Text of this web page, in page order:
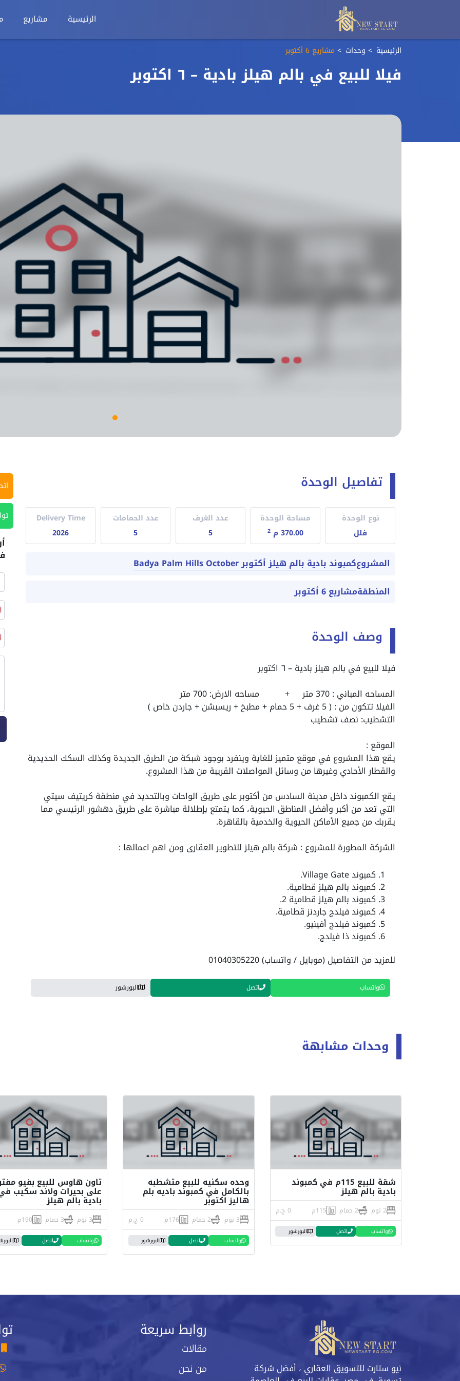
الرئيسية مشاريع
الرئيسية وحدات مشاريع 6 أكتوبر
فيلا للبيع في بالم هيلز بادية – ٦ اكتوبر
تفاصيل الوحدة
نوع الوحدة
فلل
مساحة الوحدة
370.00 م
2
عدد الغرف
5
عدد الحمامات
5
Delivery Time
2026
المشروعكمبوند بادية بالم هيلز أكتوبر Badya Palm Hills October
المنطقةمشاريع 6 أكتوبر
وصف الوحدة
فيلا للبيع في بالم هيلز بادية – ٦ اكتوبر
المساحه المباني : 370 متر + مساحه الارض: 700 متر
الفيلا تتكون من : ( 5 غرف + 5 حمام + مطبخ + ريسبشن + جاردن خاص )
التشطيب: نصف تشطيب
الموقع :
يقع هذا المشروع في موقع متميز للغاية وينفرد بوجود شبكة من الطرق الجديدة وكذلك السكك الحديدية
والقطار الأحادي وغيرها من وسائل المواصلات القريبة من هذا المشروع.
يقع الكمبوند داخل مدينة السادس من أكتوبر على طريق الواحات وبالتحديد في منطقة كريتيف سيتي
التي تعد من أكبر وأفضل المناطق الحيوية، كما يتمتع بإطلالة مباشرة على طريق دهشور الرئيسي مما
يقربك من جميع الأماكن الحيوية والخدمية بالقاهرة.
الشركة المطورة للمشروع : شركة بالم هيلز للتطوير العقارى ومن اهم اعمالها :
كمبوند Village Gate.
كمبوند بالم هيلز قطامية.
كمبوند بالم هيلز قطامية 2.
كمبوند فيلدج جاردنز قطامية.
كمبوند فيلدج أفينيو.
كمبوند ذا فيلدج.
للمزيد من التفاصيل (موبايل / واتساب) 01040305220
واتساب اتصل البورشور
وحدات مشابهة
شقة للبيع 115م في كمبوند
بادية بالم هيلز
2 نوم 2 حمام 115م 0 ج.م
واتساب اتصل البورشور
وحده سكنيه للبيع متشطبه
بالكامل في كمبوند باديه بلم
هاليز اكتوبر
3 نوم 2 حمام 176م 0 ج.م
واتساب اتصل البورشور
تاون هاوس للبيع بفيو
على بحيرات ولاند سكيب
بادية بالم هيلز
3 نوم 3 حمام 190م
واتساب اتصل
نيو ستارت للتسويق العقاري ، أفضل شركة
روابط سريعة
مقالات
من نحن